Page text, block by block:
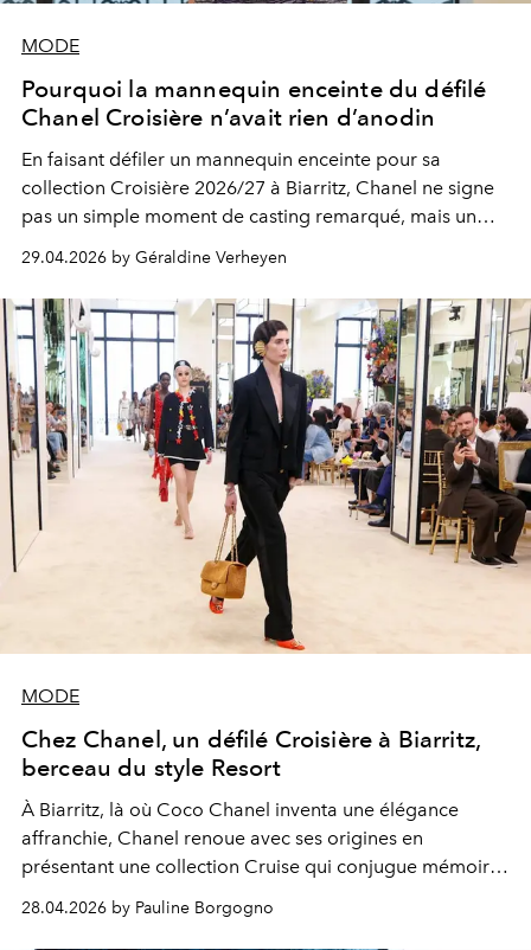
MODE
Pourquoi la mannequin enceinte du défilé
Chanel Croisière n’avait rien d’anodin
En faisant défiler un mannequin enceinte pour sa
collection Croisière 2026/27 à Biarritz, Chanel ne signe
pas un simple moment de casting remarqué, mais un
véritable manifeste. Une silhouette qui rappelle que la
femme Chanel n’a jamais été pensée comme un idéal
figé, mais comme une pluralité vivante : libre, mouvante,
insaisissable.
29.04.2026 by Géraldine Verheyen
MODE
Chez Chanel, un défilé Croisière à Biarritz,
berceau du style Resort
À Biarritz, là où Coco Chanel inventa une élégance
affranchie, Chanel renoue avec ses origines en
présentant une collection Cruise qui conjugue mémoire
et modernité.
28.04.2026 by Pauline Borgogno